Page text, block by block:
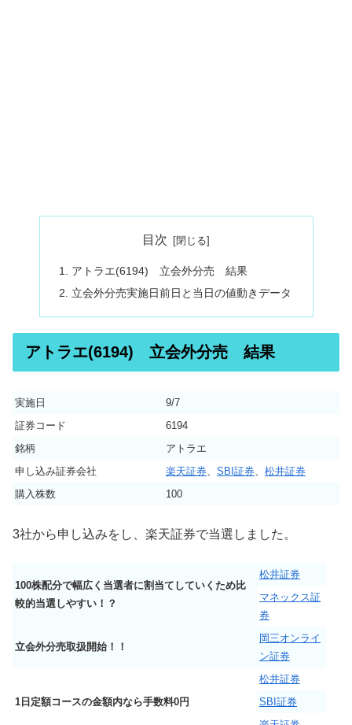
目次
アトラエ(6194) 立会外分売 結果
立会外分売実施日前日と当日の値動きデータ
アトラエ(6194) 立会外分売 結果
実施日
9/7
証券コード
6194
銘柄
アトラエ
申し込み証券会社
楽天証券、 SBI証券、 松井証券
購入株数
100
3社から申し込みをし、楽天証券で当選しました。
100株配分で幅広く当選者に割当てしていくため比
較的当選しやすい！？
松井証券
マネックス証
券
立会外分売取扱開始！！
岡三オンライ
ン証券
1日定額コースの金額内なら手数料0円
松井証券
SBI証券